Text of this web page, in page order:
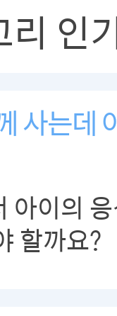
리 인
사는데
아이의
할까요?